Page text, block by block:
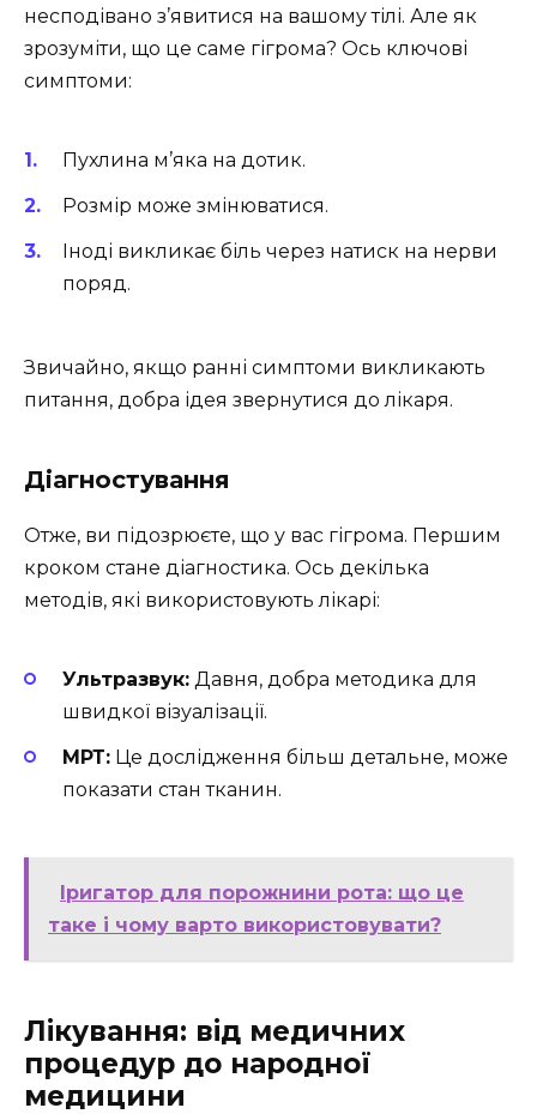
несподівано з’явитися на вашому тілі. Але як
зрозуміти, що це саме гігрома? Ось ключові
симптоми:
Пухлина м’яка на дотик.
Розмір може змінюватися.
Іноді викликає біль через натиск на нерви
поряд.
Звичайно, якщо ранні симптоми викликають
питання, добра ідея звернутися до лікаря.
Діагностування
Отже, ви підозрюєте, що у вас гігрома. Першим
кроком стане діагностика. Ось декілька
методів, які використовують лікарі:
Ультразвук: Давня, добра методика для
швидкої візуалізації.
МРТ: Це дослідження більш детальне, може
показати стан тканин.
Іригатор для порожнини рота: що це
таке і чому варто використовувати?
Лікування: від медичних
процедур до народної
медицини